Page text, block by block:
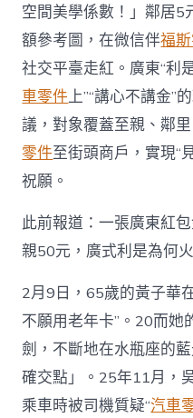
空間美學係數！」鄰居5
額參考圖，在微信伴福
社交平臺走紅。廣東“利
車零件上”“講心不講金”
議，對象覆蓋至親、鄰
零件至街頭商戶，實現“
祝願。
此前報道：一張廣東紅
親50元，廣式利是為何
2月9日，65歲的黃子華
不願用老年卡”。20而她
劍，不斷地在水瓶座的
確交點」。25年11月，
乘車時被司機質疑“汽車